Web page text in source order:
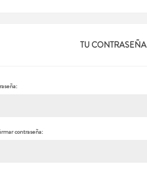
TU CONTRASEÑA
contraseña: